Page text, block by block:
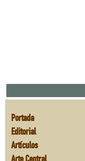
Portada
Editorial
Artículos
Arte Central